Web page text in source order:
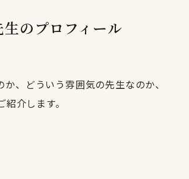
のプロフィール
、どういう雰囲気の先生なのか、
介します。